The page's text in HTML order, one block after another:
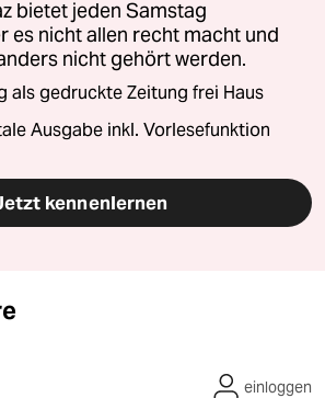
bietet jeden Samstag
es nicht allen recht macht und
nicht gehört werden.
als gedruckte Zeitung frei Haus
Ausgabe inkl. Vorlesefunktion
kennenlernen
einloggen